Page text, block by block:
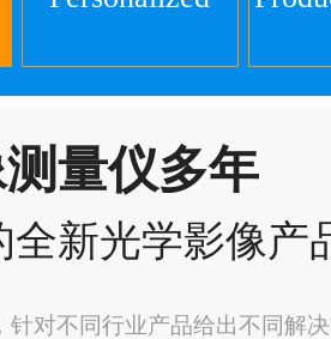
量仪多年
全新光学影像产
针对不同行业产品给出不同解